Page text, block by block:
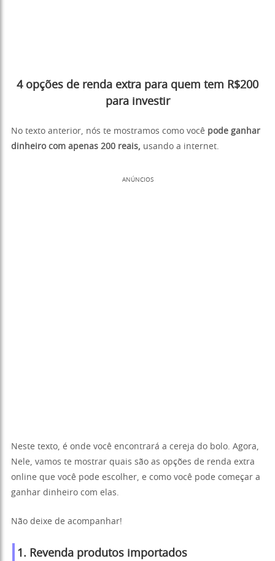
4 opções de renda extra para quem tem R$200
para investir
No texto anterior, nós te mostramos como você pode ganhar
dinheiro com apenas 200 reais, usando a internet.
ANÚNCIOS
Neste texto, é onde você encontrará a cereja do bolo. Agora,
Nele, vamos te mostrar quais são as opções de renda extra
online que você pode escolher, e como você pode começar a
ganhar dinheiro com elas.
Não deixe de acompanhar!
1. Revenda produtos importados